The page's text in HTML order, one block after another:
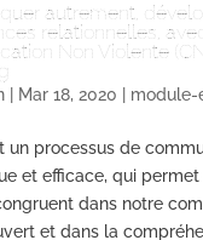
autrement,
relationnelles,
Non Violente
| Mar 18, 2020 module-
un processus de
et efficace, qui permet
dans notre
et dans la